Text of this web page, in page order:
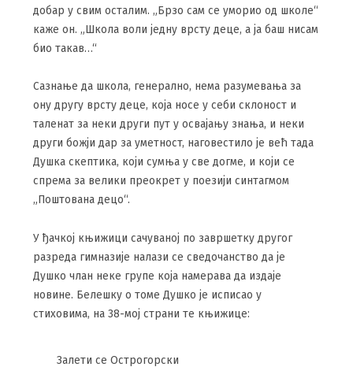
добар у свим осталим. „Брзо сам се уморио од школе“
каже он. „Школа воли једну врсту деце, а ја баш нисам
био такав…“
Сазнање да школа, генерално, нема разумевања за
ону другу врсту деце, која носе у себи склоност и
таленат за неки други пут у освајању знања, и неки
други божји дар за уметност, наговестило је већ тада
Душка скептика, који сумња у све догме, и који се
спрема за велики преокрет у поезији синтагмом
„Поштована децо“.
У ђачкој књижици сачуваној по завршетку другог
разреда гимназије налази се сведочанство да је
Душко члан неке групе која намерава да издаје
новине. Белешку о томе Душко је исписао у
стиховима, на 38-мој страни те књижице:
Залети се Острогорски